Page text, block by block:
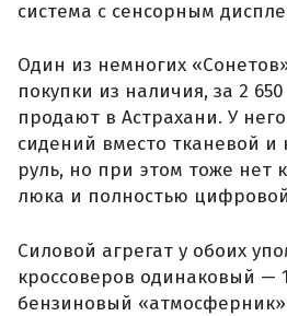
система с сенсорным
Один из немногих
покупки из наличия, за 2
продают в Астрахани. У
сидений вместо тканевой и
руль, но при этом тоже нет
люка и полностью
Силовой агрегат у обоих
кроссоверов одинаковый —
бензиновый